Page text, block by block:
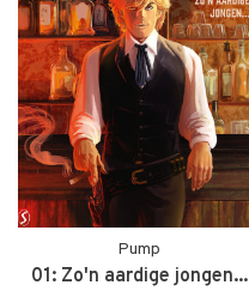
Pump
01: Zo'n aardige jongen...